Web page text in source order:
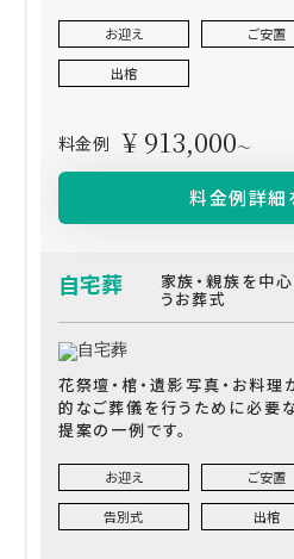
お迎え ご安置
出棺
料金例 ¥ 913,000～
料金例詳細
自宅葬 家族・親族を中
うお葬式
花祭壇・棺・遺影写真・お料理
的なご葬儀を行うために必要
提案の一例です。
お迎え ご安置
告別式 出棺